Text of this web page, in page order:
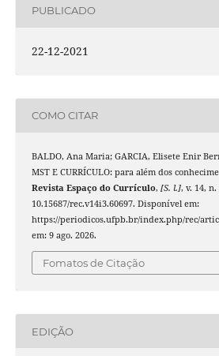
PUBLICADO
22-12-2021
COMO CITAR
BALDO, Ana Maria; GARCIA, Elisete Enir
MST E CURRÍCULO: para além dos
Revista Espaço do Currículo, [S. l.], v. 14,
10.15687/rec.v14i3.60697. Disponível em:
https://periodicos.ufpb.br/index.php/rec/
em: 9 ago. 2026.
Fomatos de Citação
EDIÇÃO